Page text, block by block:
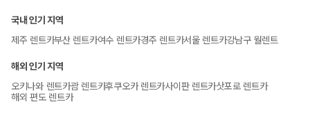
국내 인기 지역
제주 렌트카부산 렌트카여수 렌트카경주 렌트카서울 렌트카강남구 월렌트
해외 인기 지역
오키나와 렌트카괌 렌트카후쿠오카 렌트카사이판 렌트카삿포로 렌트카
해외 편도 렌트카